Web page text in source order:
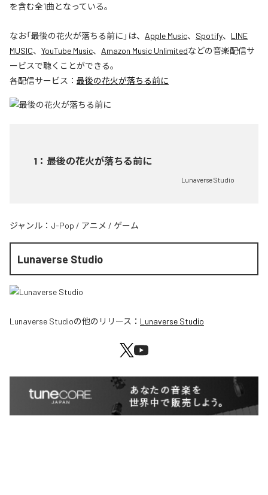
を含む全1曲となっている。
なお「最後の花火が落ちる前に 」は、 Apple Music、 Spotify、 LINE
MUSIC、 YouTube Music、 Amazon Music Unlimitedなどの音楽配信サ
ービスで聴くことができる。
各配信サービス： 最後の花火が落ちる前に
1 ： 最後の花火が落ちる前に
Lunaverse Studio
ジャンル： J-Pop / アニメ / ゲーム
Lunaverse Studio
Lunaverse Studioの他のリリース： Lunaverse Studio